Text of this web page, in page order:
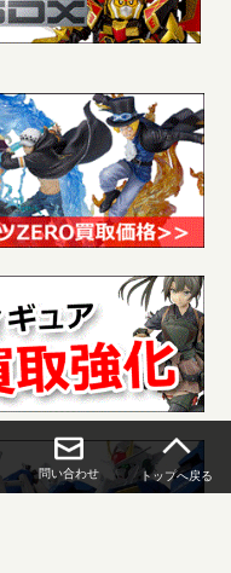
問い合わせ トップへ戻る